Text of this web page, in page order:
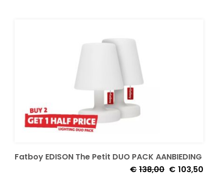
Accessoires en Kado
Fatboy EDISON The Petit DUO PACK AANBIEDING
€ 138,00 € 103,50